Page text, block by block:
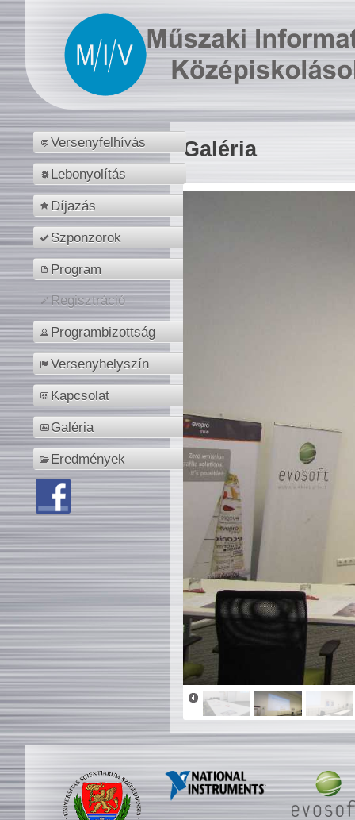
Versenyfelhívás
Lebonyolítás
Díjazás
Szponzorok
Program
Regisztráció
Programbizottság
Versenyhelyszín
Kapcsolat
Galéria
Eredmények
Galéria